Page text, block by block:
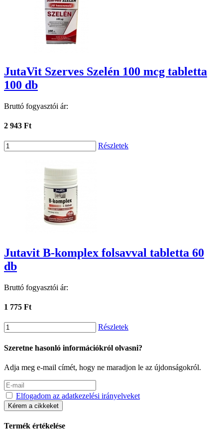
JutaVit Szerves Szelén 100 mcg tabletta
100 db
Bruttó fogyasztói ár:
2 943 Ft
Részletek
Jutavit B-komplex folsavval tabletta 60
db
Bruttó fogyasztói ár:
1 775 Ft
Részletek
Szeretne hasonló információkról olvasni?
Adja meg e-mail címét, hogy ne maradjon le az újdonságokról.
Elfogadom az adatkezelési irányelveket
Kérem a cikkeket
Termék értékelése